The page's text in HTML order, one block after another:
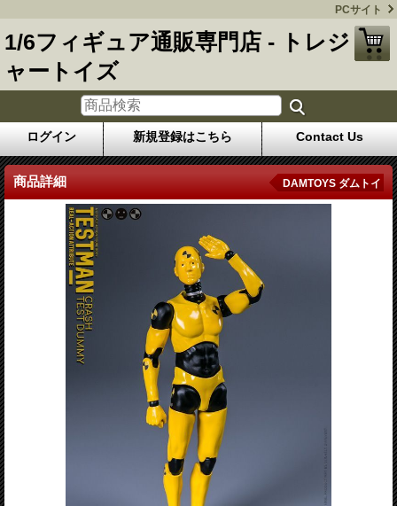
PCサイト
1/6フィギュア通販専門店 - トレジ
ャートイズ
ログイン 新規登録はこちら Contact Us
商品詳細 DAMTOYS ダムトイ